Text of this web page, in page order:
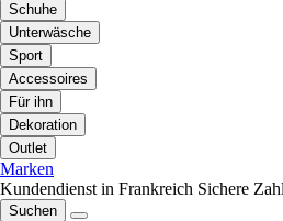
Schuhe
Unterwäsche
Sport
Accessoires
Für ihn
Dekoration
Outlet
Marken
Kundendienst in Frankreich Sichere
Suchen